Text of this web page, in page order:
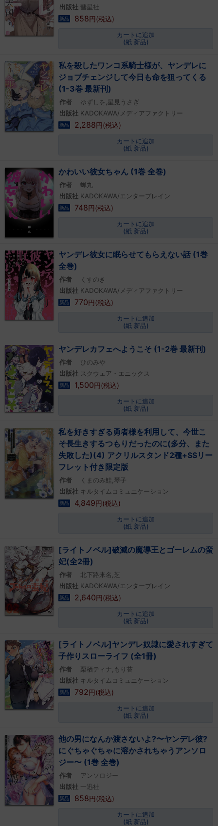
出版社 彗星社
新品 858円(税込)
カートに追加
(紙 新品)
私を殺したワンコ系騎士様が、ヤンデレに
ジョブチェンジして今日も命を狙ってくる
(1-3巻 最新刊)
作者
ゆずしを,星見うさぎ
出版社 KADOKAWA/メディアファクトリー
新品 2,288円(税込)
カートに追加
(紙 新品)
かわいい彼女ちゃん (1巻 全巻)
作者
蝉丸
出版社 KADOKAWA/エンターブレイン
新品 748円(税込)
カートに追加
(紙 新品)
ヤンデレ彼女に眠らせてもらえない話 (1巻
全巻)
作者
くすのき
出版社 KADOKAWA/メディアファクトリー
新品 770円(税込)
カートに追加
(紙 新品)
ヤンデレカフェへようこそ (1-2巻 最新刊)
作者
ひのみや
出版社 スクウェア・エニックス
新品 1,500円(税込)
カートに追加
(紙 新品)
私を好きすぎる勇者様を利用して、今世こ
そ長生きするつもりだったのに(多分、また
失敗した)(4) アクリルスタンド2種+SSリー
フレット付き限定版
作者
くまのみ鮭,琴子
出版社 キルタイムコミュニケーション
新品 4,849円(税込)
カートに追加
(紙 新品)
[ライトノベル]破滅の魔導王とゴーレムの蛮
妃(全2冊)
作者
北下路来名,芝
出版社 KADOKAWA/エンターブレイン
新品 2,640円(税込)
カートに追加
(紙 新品)
[ライトノベル]ヤンデレ奴隷に愛されすぎて
子作りスローライフ (全1冊)
作者
栗栖ティナ,もり苔
出版社 キルタイムコミュニケーション
新品 792円(税込)
カートに追加
(紙 新品)
他の男になんか渡さないよ?〜ヤンデレ彼?
にぐちゃぐちゃに溶かされちゃうアンソロ
ジー〜 (1巻 全巻)
作者
アンソロジー
出版社
一迅社
新品 858円(税込)
カートに追加
(紙 新品)